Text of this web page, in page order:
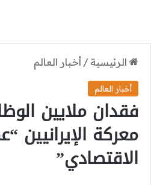
الرئيسية / أخبار العالم
أخبار العالم
فقدان ملايين
معركة الإيرانيين
الاقتصادي”